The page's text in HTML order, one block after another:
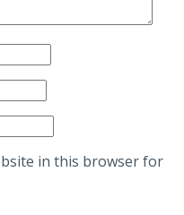
in this browser for